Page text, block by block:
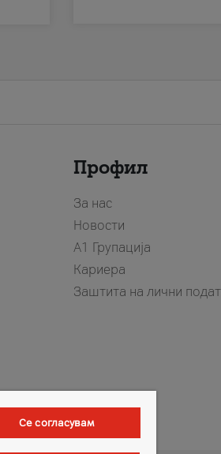
Профил
За нас
Новости
А1 Групација
Кариера
Заштита на лични
Се согласувам